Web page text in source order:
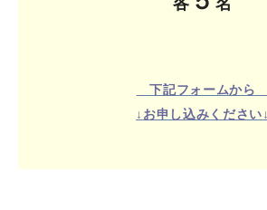
下記フォームから
↓ お申し込みください ↓